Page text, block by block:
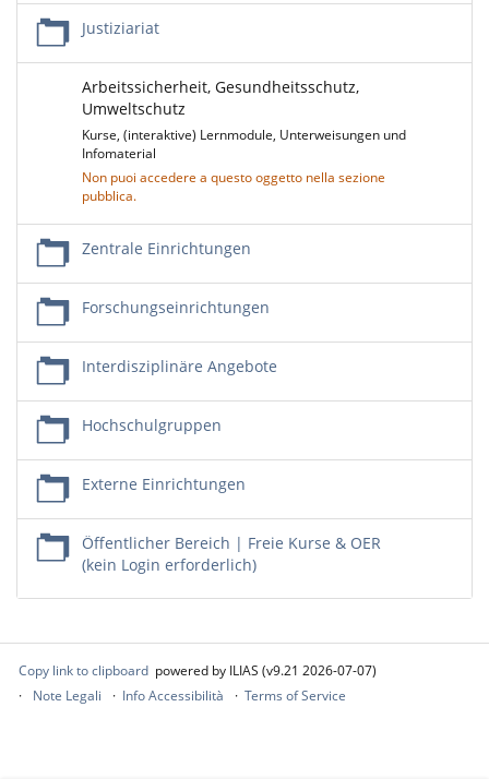
Justiziariat
Arbeitssicherheit, Gesundheitsschutz,
Umweltschutz
Kurse, (interaktive) Lernmodule, Unterweisungen und
Infomaterial
Non puoi accedere a questo oggetto nella sezione
pubblica.
Zentrale Einrichtungen
Forschungseinrichtungen
Interdisziplinäre Angebote
Hochschulgruppen
Externe Einrichtungen
Öffentlicher Bereich | Freie Kurse & OER
(kein Login erforderlich)
Copy link to clipboard powered by ILIAS (v9.21 2026-07-07)
Note Legali
Info Accessibilità Terms of Service